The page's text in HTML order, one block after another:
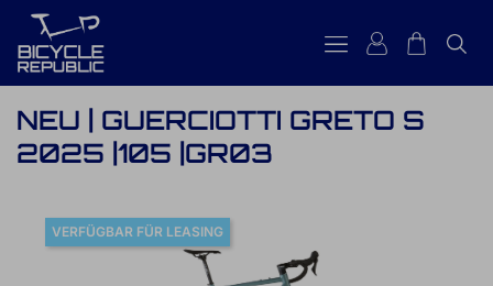
NEU | GUERCIOTTI GRETO S
2025 |105 |GR03
VERFÜGBAR FÜR LEASING